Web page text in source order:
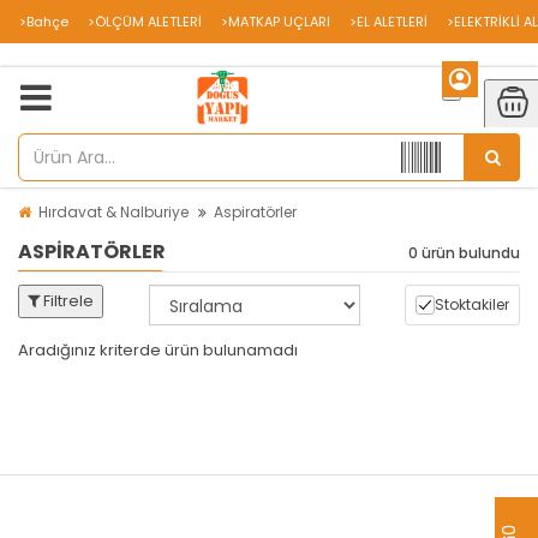
>Bahçe >ÖLÇÜM ALETLERİ >MATKAP UÇLARI >EL ALETLERİ >ELEKTRİKLİ
Hırdavat & Nalburiye Aspiratörler
ASPIRATÖRLER 0 ürün bulundu
Filtrele Stoktakiler
Aradığınız kriterde ürün bulunamadı